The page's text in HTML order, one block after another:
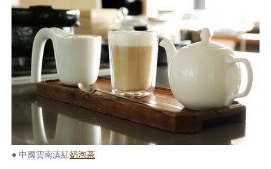
享樂隨手拍
照相簿
影音區
創意出版服務
歷史區
關於Yilan
● 中國雲南滇紅奶泡茶